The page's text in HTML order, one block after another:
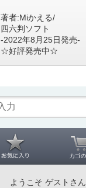
著者:Miかえる/
四六判ソフト
-2022年8月25日発売-
☆好評発売中☆
ようこそ ゲストさん